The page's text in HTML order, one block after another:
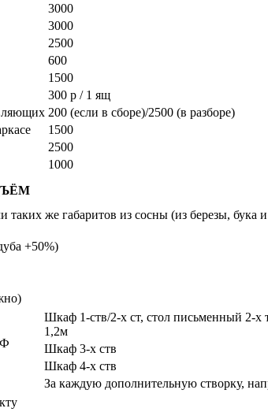
3000
3000
2500
600
1500
300 р / 1 ящ
200 (если в сборе)/2500 (в разборе)
1500
2500
1000
же габаритов из сосны (из березы, бука и
+50%)
Шкаф 1-ств/2-х ст, стол письменный 2-
1,2м
Шкаф 3-х ств
Шкаф 4-х ств
За каждую дополнительную створку,